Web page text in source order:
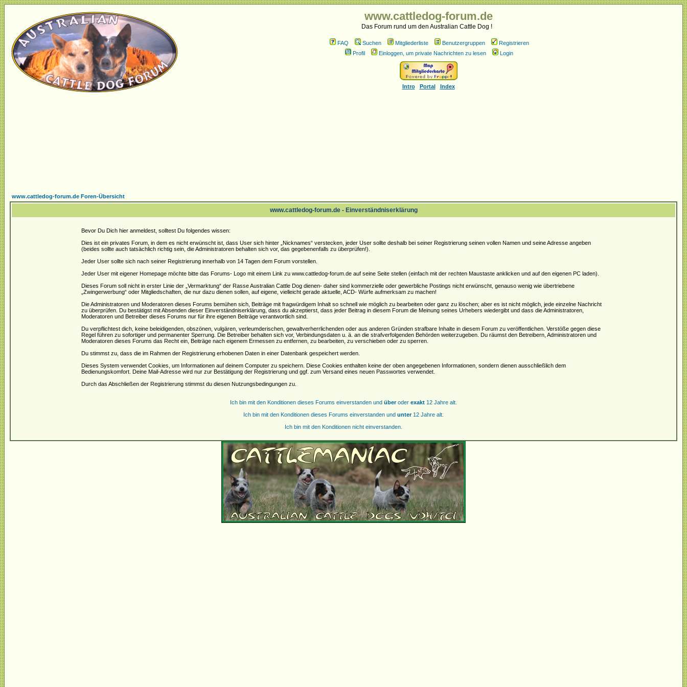
www.cattledog-forum.de
Das Forum rund um den Australian Cattle Dog !
FAQ Suchen Mitgliederliste Benutzergruppen
Registrieren
Profil
Einloggen, um private Nachrichten zu lesen Login
Intro Portal Index
www.cattledog-forum.de Foren-Übersicht
www.cattledog-forum.de - Einverständniserklärung
Bevor Du Dich hier anmeldest, solltest Du folgendes wissen:
Dies ist ein privates Forum, in dem es nicht erwünscht ist, dass User sich hinter „Nicknames“ verstecken, jeder User sollte deshalb bei seiner Registrierung seinen vollen Namen und seine Adresse angeben
(beides sollte auch tatsächlich richtig sein, die Administratoren behalten sich vor, das gegebenenfalls zu überprüfen!).
Jeder User sollte sich nach seiner Registrierung innerhalb von 14 Tagen dem Forum vorstellen.
Jeder User mit eigener Homepage möchte bitte das Forums- Logo mit einem Link zu www.cattledog-forum.de auf seine Seite stellen (einfach mit der rechten Maustaste anklicken und auf den eigenen PC laden).
Dieses Forum soll nicht in erster Linie der „Vermarktung“ der Rasse Australian Cattle Dog dienen- daher sind kommerzielle oder gewerbliche Postings nicht erwünscht, genauso wenig wie übertriebene
„Zwingerwerbung“ oder Mitgliedschaften, die nur dazu dienen sollen, auf eigene, vielleicht gerade aktuelle, ACD- Würfe aufmerksam zu machen!
Die Administratoren und Moderatoren dieses Forums bemühen sich, Beiträge mit fragwürdigem Inhalt so schnell wie möglich zu bearbeiten oder ganz zu löschen; aber es ist nicht möglich, jede einzelne Nachricht
zu überprüfen. Du bestätigst mit Absenden dieser Einverständniserklärung, dass du akzeptierst, dass jeder Beitrag in diesem Forum die Meinung seines Urhebers wiedergibt und dass die Administratoren,
Moderatoren und Betreiber dieses Forums nur für ihre eigenen Beiträge verantwortlich sind.
Du verpflichtest dich, keine beleidigenden, obszönen, vulgären, verleumderischen, gewaltverherrlichenden oder aus anderen Gründen strafbare Inhalte in diesem Forum zu veröffentlichen. Verstöße gegen diese
Regel führen zu sofortiger und permanenter Sperrung. Die Betreiber behalten sich vor, Verbindungsdaten u. ä. an die strafverfolgenden Behörden weiterzugeben. Du räumst den Betreibern, Administratoren und
Moderatoren dieses Forums das Recht ein, Beiträge nach eigenem Ermessen zu entfernen, zu bearbeiten, zu verschieben oder zu sperren.
Du stimmst zu, dass die im Rahmen der Registrierung erhobenen Daten in einer Datenbank gespeichert werden.
Dieses System verwendet Cookies, um Informationen auf deinem Computer zu speichern. Diese Cookies enthalten keine der oben angegebenen Informationen, sondern dienen ausschließlich dem
Bedienungskomfort. Deine Mail-Adresse wird nur zur Bestätigung der Registrierung und ggf. zum Versand eines neuen Passwortes verwendet.
Durch das Abschließen der Registrierung stimmst du diesen Nutzungsbedingungen zu.
Ich bin mit den Konditionen dieses Forums einverstanden und überoder exakt 12 Jahre alt.
Ich bin mit den Konditionen dieses Forums einverstanden und unter12 Jahre alt.
Ich bin mit den Konditionen nicht einverstanden.